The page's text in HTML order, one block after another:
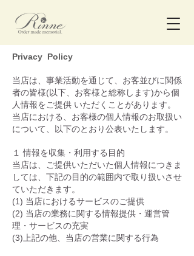
Privacy Policy
当店は、事業活動を通じて、お客並びに関係
者の皆様(以下、お客様と総称します)から個
人情報をご提供 いただくことがあります。
当店における、お客様の個人情報のお取扱い
について、以下のとおり公表いたします。
１ 情報を収集・利用する目的
当店は、ご提供いただいた個人情報につきま
しては、下記の目的の範囲内で取り扱いさせ
ていただきます。
(1) 当店におけるサービスのご提供
(2) 当店の業務に関する情報提供・運営管
理・サービスの充実
(3)上記の他、当店の営業に関する行為